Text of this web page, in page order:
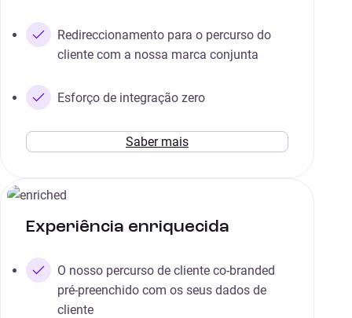
Redireccionamento para o percurso do
cliente com a nossa marca conjunta
Esforço de integração zero
Saber mais
Experiência enriquecida
O nosso percurso de cliente co-branded
pré-preenchido com os seus dados de
cliente